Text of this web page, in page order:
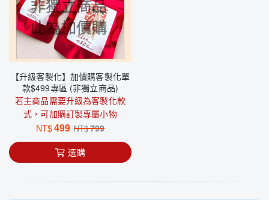
【升級客製化】加價購客製化單
款$499專區 (非獨立商品)
若主商品需要升級為客製化款
式，可加購訂製專屬小物
NT$499 NT$799
選購